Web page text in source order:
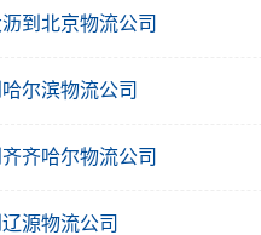
到北京物流公司
尔滨物流公司
齐哈尔物流公司
源物流公司